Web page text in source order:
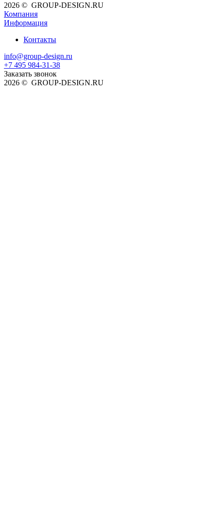
2026 © GROUP-DESIGN.RU
Компания
Информация
Контакты
info@group-design.ru
+7 495 984-31-38
Заказать звонок
2026 © GROUP-DESIGN.RU